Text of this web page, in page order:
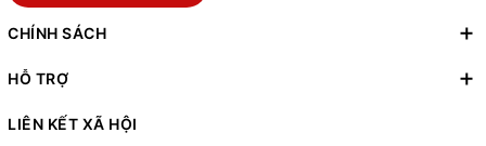
CHÍNH SÁCH
HỖ TRỢ
LIÊN KẾT XÃ HỘI